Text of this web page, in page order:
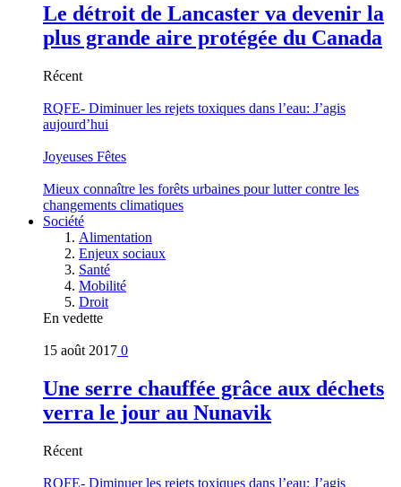
Le détroit de Lancaster va devenir la
plus grande aire protégée du Canada
Récent
RQFE- Diminuer les rejets toxiques dans l’eau: J’agis
aujourd’hui
Joyeuses Fêtes
Mieux connaître les forêts urbaines pour lutter contre les
changements climatiques
Société
Alimentation
Enjeux sociaux
Santé
Mobilité
Droit
En vedette
15 août 2017 0
Une serre chauffée grâce aux déchets
verra le jour au Nunavik
Récent
RQFE- Diminuer les rejets toxiques dans l’eau: J’agis